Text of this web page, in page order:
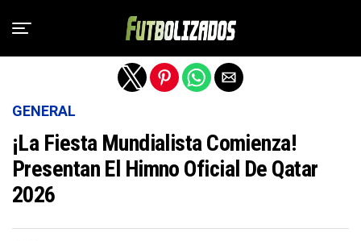
GENERAL
¡La Fiesta Mundialista Comienza!
Presentan El Himno Oficial De Qatar
2026
Salir de la versión móvil